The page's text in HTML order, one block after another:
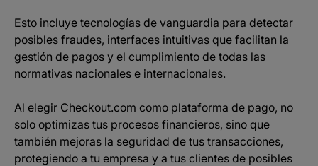
Esto incluye tecnologías de vanguardia para detectar
posibles fraudes, interfaces intuitivas que facilitan la
gestión de pagos y el cumplimiento de todas las
normativas nacionales e internacionales.
Al elegir Checkout.com como plataforma de pago, no
solo optimizas tus procesos financieros, sino que
también mejoras la seguridad de tus transacciones,
protegiendo a tu empresa y a tus clientes de posibles